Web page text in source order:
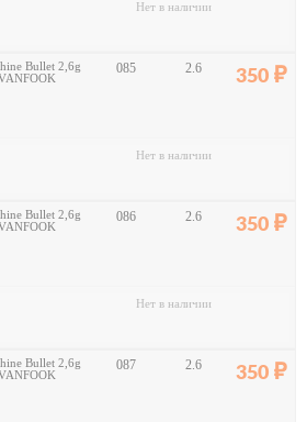
Нет в наличии
Bullet 2,6g
085 2.6 350
Нет в наличии
Bullet 2,6g
086 2.6 350
Нет в наличии
Bullet 2,6g
087 2.6 350